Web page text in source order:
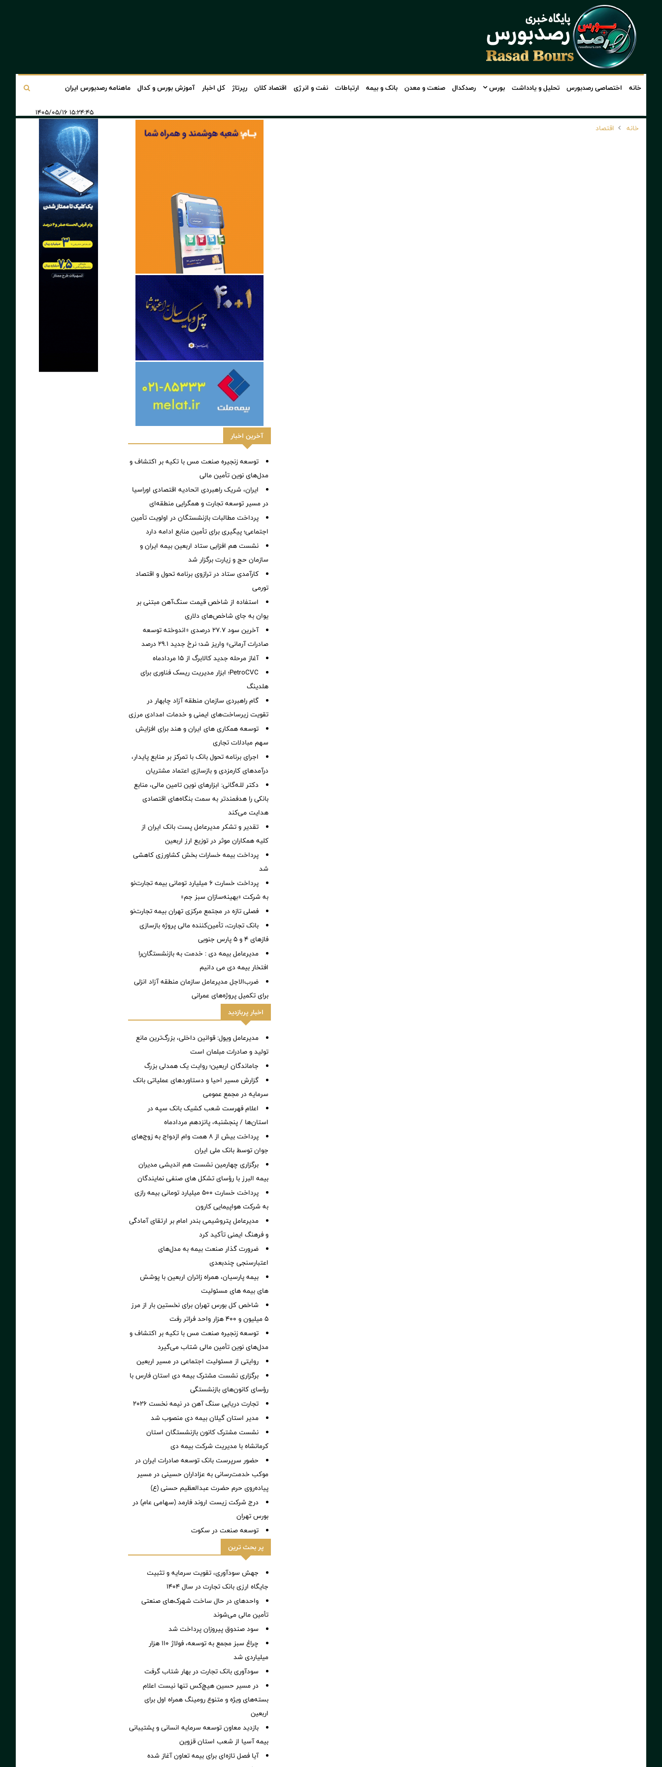
خانه اختصاصی رصدبورس تحلیل و یادداشت بورس رصدکدال صنعت و معدن بانک و بیمه ارتباطات نفت و انرژی اقتصاد کلان رپرتاژ کل اخبار آموزش بورس و کدال ماهنامه رصدبورس ایران
۱۵:۲۴:۴۵ ۱۴۰۵/۰۵/۱۶
خانه
اقتصاد
آخرین اخبار
توسعه زنجیره صنعت مس با تکیه بر اکتشاف و
مدل‌های نوین تأمین مالی
ایران، شریک راهبردی اتحادیه اقتصادی اوراسیا
در مسیر توسعه تجارت و همگرایی منطقه‌ای
پرداخت مطالبات بازنشستگان در اولویت تأمین
اجتماعی؛ پیگیری برای تأمین منابع ادامه دارد
نشست هم افزایی ستاد اربعین بیمه ایران و
سازمان حج و زیارت برگزار شد
کارآمدی ستاد در ترازوی برنامه تحول و اقتصاد
تورمی
استفاده از شاخص قیمت سنگ‌آهن مبتنی بر
یوان به جای شاخص‌های دلاری
آخرین سود ۲۷.۷ درصدی «اندوخته توسعه
صادرات آرمانی» واریز شد؛ نرخ جدید ۲۹.۱ درصد
آغاز مرحله جدید کالابرگ از ۱۵ مردادماه
PetroCVC؛ ابزار مدیریت ریسک فناوری برای
هلدینگ
گام راهبردی سازمان منطقه آزاد چابهار در
تقویت زیرساخت‌های ایمنی و خدمات امدادی مرزی
توسعه همکاری های ایران و هند برای افزایش
سهم مبادلات تجاری
اجرای برنامه تحول بانک با تمرکز بر منابع پایدار،
درآمدهای کارمزدی و بازسازی اعتماد مشتریان
دکتر للـه‌گانی: ابزارهای نوین تامین مالی، منابع
بانکی را هدفمندتر به سمت بنگاه‌های اقتصادی
هدایت می‌کند
تقدیر و تشکر مدیرعامل پست بانک ایران از
کلیه همکاران موثر در توزیع ارز اربعین
پرداخت بیمه خسارات بخش کشاورزی کاهشی
شد
پرداخت خسارت ۶ میلیارد تومانی بیمه تجارت‌نو
به شرکت «بهینه‌سازان سبز جم»
فصلی تازه در مجتمع مرکزی تهران بیمه تجارت‌نو
بانک تجارت، تأمین‌کننده مالی پروژه بازسازی
فازهای ۴ و ۵ پارس جنوبی
مدیرعامل بیمه دی : خدمت به بازنشستگان‌را
افتخار بیمه دی می دانیم
ضرب‌الاجل مدیرعامل سازمان منطقه آزاد انزلی
برای تكمیل پروژه‌های عمرانی
اخبار پربازدید
مدیرعامل ویول: قوانین داخلی، بزرگ‌ترین مانع
تولید و صادرات مبلمان است
جاماندگان اربعین؛ روایت یک همدلی بزرگ
گزارش مسیر احیا و دستاوردهای عملیاتی بانک
سرمایه در مجمع عمومی
اعلام فهرست شعب کشیک بانک سپه در
استان‌ها / پنجشنبه، پانزدهم مردادماه
پرداخت بیش از ۸ همت وام ازدواج به زوج‌های
جوان توسط بانک ملی ایران
برگزاری چهارمین نشست هم اندیشی مدیران
بیمه البرز با رؤسای تشکل های صنفی نمایندگان
پرداخت خسارت ۵۰۰ میلیارد تومانی بیمه رازی
به شرکت هواپیمایی کارون
مدیرعامل پتروشیمی بندر امام بر ارتقای آمادگی
و فرهنگ ایمنی تأکید کرد
ضرورت گذار صنعت بیمه به مدل‌های
اعتبارسنجی چندبعدی
بیمه پارسیان، همراه زائران اربعین با پوشش
های بیمه های مسئولیت
شاخص کل بورس تهران برای نخستین بار از مرز
۵ میلیون و ۴۰۰ هزار واحد فراتر رفت
توسعه زنجیره صنعت مس با تکیه بر اکتشاف و
مدل‌های نوین تأمین مالی شتاب می‌گیرد
روایتی از مسئولیت اجتماعی در مسیر اربعین
برگزاری نشست مشترک بیمه دی استان فارس با
رؤسای کانون‌های بازنشستگی
تجارت دریایی سنگ آهن در نیمه نخست ۲۰۲۶
مدیر استان گیلان بیمه دی منصوب شد
نشست مشترک کانون بازنشستگان استان
کرمانشاه با مدیریت شرکت بیمه دی
حضور سرپرست بانک توسعه صادرات ایران در
موکب خدمت‌رسانی به عزاداران حسینی در مسیر
پیاده‌روی حرم حضرت عبدالعظیم حسنی (ع)
درج شرکت زیست اروند فارمد (سهامی عام) در
بورس تهران
توسعه صنعت در سکوت
پر بحث ترین
جهش سودآوری، تقویت سرمایه و تثبیت
جایگاه ارزی بانک تجارت در سال ۱۴۰۴
واحدهای در حال ساخت شهرک‌های صنعتی
تأمین مالی می‌شوند
سود صندوق پیروزان پرداخت شد
چراغ سبز مجمع به توسعه، فولاژ ۱۱۰ هزار
میلیاردی شد
سودآوری بانک تجارت در بهار شتاب گرفت
در مسیر حسین هیچ‌کس تنها نیست اعلام
بسته‌های ویژه و متنوع رومینگ همراه اول برای
اربعین
بازدید معاون توسعه سرمایه انسانی و پشتیبانی
بیمه آسیا از شعب استان قزوین
آیا فصل تازه‌ای برای بیمه تعاون آغاز شده